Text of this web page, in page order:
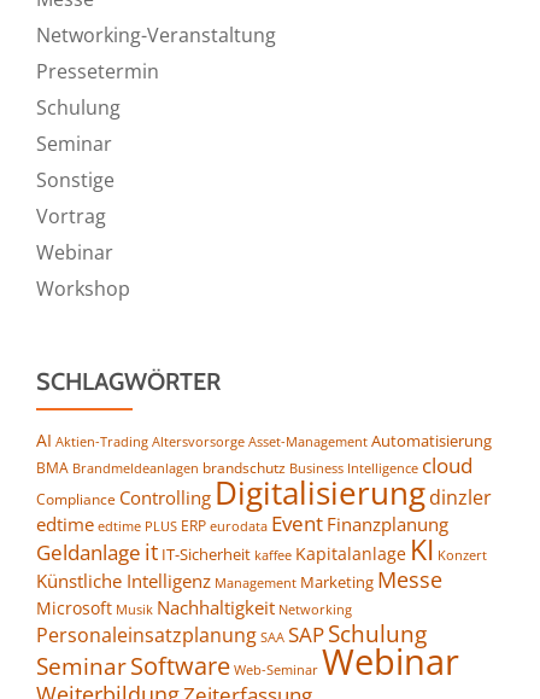
Networking-Veranstaltung
Pressetermin
Schulung
Seminar
Sonstige
Vortrag
Webinar
Workshop
SCHLAGWÖRTER
AI Aktien-Trading Altersvorsorge Asset-Management Automatisierung
BMA Brandmeldeanlagen brandschutz Business Intelligence cloud
Compliance Controlling Digitalisierungdinzler
edtime edtime PLUS ERP eurodata Event Finanzplanung
Geldanlage it IT-Sicherheit kaffee Kapitalanlage KI Konzert
Künstliche Intelligenz Management Marketing Messe
Microsoft Musik Nachhaltigkeit Networking
Personaleinsatzplanung SAA SAPSchulung
SeminarSoftware Web-Seminar Webinar